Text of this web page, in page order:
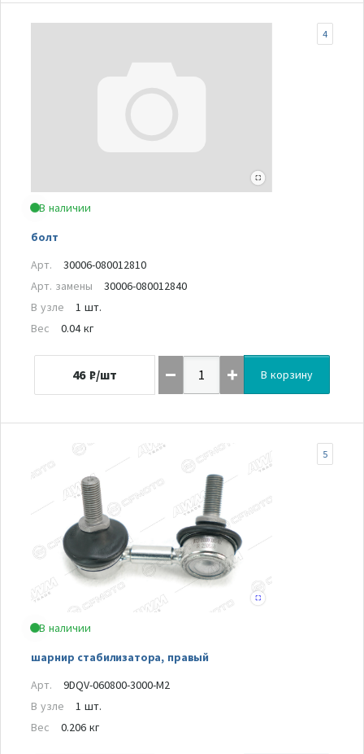
В наличии
болт
4
Арт.
30006-080012810
Арт. замены
30006-080012840
В узле
1 шт.
Вес
0.04 кг
46 ₽/шт В корзину
В наличии
шарнир стабилизатора, правый
5
Арт.
9DQV-060800-3000-M2
В узле
1 шт.
Вес
0.206 кг